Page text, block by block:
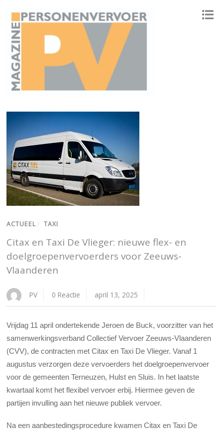
ACTUEEL / TAXI
Citax en Taxi De Vlieger: nieuwe flex- en
doelgroepenvervoerders voor Zeeuws-
Vlaanderen
PV 0 Reactie april 13, 2025
Vrijdag 11 april ondertekende Jeroen de Buck, voorzitter van het
samenwerkingsverband Collectief Vervoer Zeeuws-Vlaanderen
(CVV), de contracten met Citax en Taxi De Vlieger. Vanaf 1
augustus verzorgen deze vervoerders het doelgroepenvervoer
voor de gemeenten Terneuzen, Hulst en Sluis. In het laatste
kwartaal komt het flexibel vervoer erbij. Hiermee geven de
partijen invulling aan het nieuwe publiek vervoer.
Na een aanbestedingsprocedure kwamen Citax en Taxi De